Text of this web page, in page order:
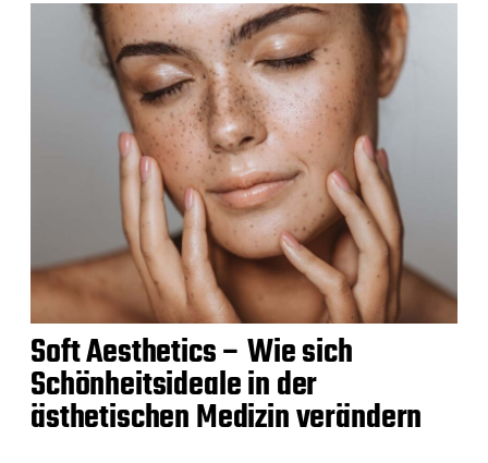
Soft Aesthetics – Wie sich
Schönheitsideale in der
ästhetischen Medizin verändern